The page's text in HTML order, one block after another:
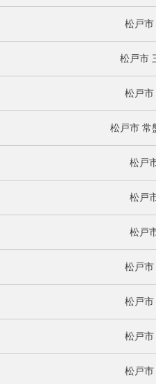
松戸市
松戸市
松戸
松戸市 常
松戸
松戸
松戸
松戸市
松戸市
松戸
松戸市